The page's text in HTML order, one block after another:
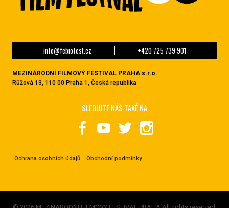
info@febiofest.cz +420 725 739 901
MEZINÁRODNÍ FILMOVÝ FESTIVAL PRAHA s.r.o.
Růžová 13, 110 00 Praha 1, Česká republika
Ochrana osobních údajů Obchodní podmínky
SLEDUJTE NÁS TAKÉ NA